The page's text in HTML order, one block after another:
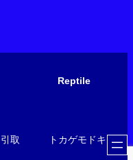
Reptile
・引取 トカゲモドキ